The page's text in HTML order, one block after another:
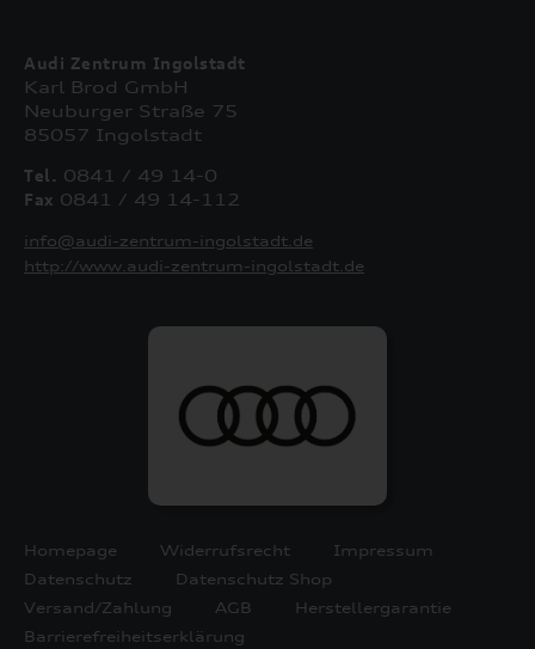
Audi Zentrum Ingolstadt
Karl Brod GmbH
Neuburger Straße 75
85057 Ingolstadt
Tel. 0841 / 49 14-0
Fax 0841 / 49 14-112
info@audi-zentrum-ingolstadt.de
http://www.audi-zentrum-ingolstadt.de
Homepage Widerrufsrecht
Impressum
Datenschutz
Datenschutz Shop
Versand/Zahlung
AGB
Herstellergarantie
Barrierefreiheitserklärung